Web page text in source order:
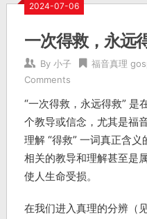
2024-07-06
一次得救，永远
By 小子 福音真理
Comments
“一次得救，永远得救” 是
个教导或信念，尤其是福
理解 “得救” 一词真正含
相关的教导和理解甚至是
使人生命受损。
在我们进入真理的分辨（